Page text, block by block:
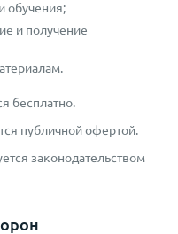
обучения;
и получение
бесплатно.
публичной офертой.
законодательством